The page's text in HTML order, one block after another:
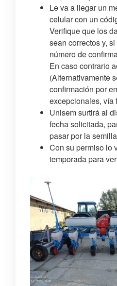
Le va a llegar un
celular con un
Verifique que los
sean correctos y,
número de
En caso contrario
(Alternativamente
confirmación por
excepcionales, vía
Unisem surtirá al
fecha solicitada,
pasar por la
Con su permiso lo
temporada para